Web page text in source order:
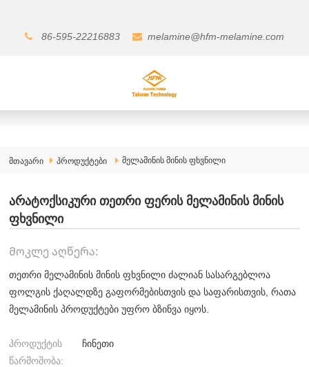
86-595-22216883 melamine@hfm-melamine.com
მთავარი პროდუქტები მელამინის მინის ფხვნილი
არატოქსიკური თეთრი ფერის მელამინის მინის
ფხვნილი
Მოკლე აღწერა:
თეთრი მელამინის მინის ფხვნილი ძალიან სასარგებლოა
ფოლგის ქაღალდზე გაფორმებისთვის და საფარისთვის, რათა
მელამინის პროდუქტები უფრო ბზინვა იყოს.
პროდუქტის
წარმოშობა:
ჩინეთი